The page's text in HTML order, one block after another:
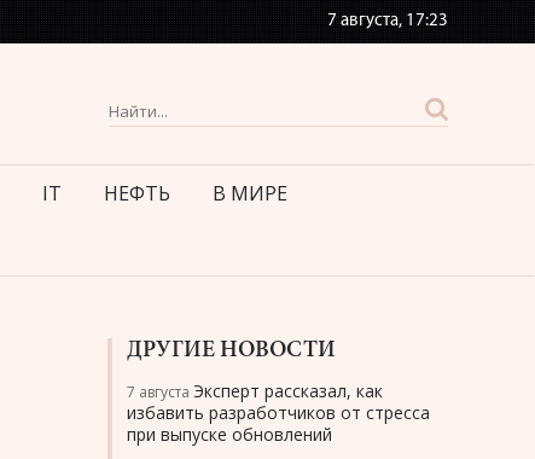
7 августа,17:23
IT НЕФТЬ В МИРЕ
ДРУГИЕ НОВОСТИ
7 августа Эксперт рассказал, как
избавить разработчиков от стресса
при выпуске обновлений